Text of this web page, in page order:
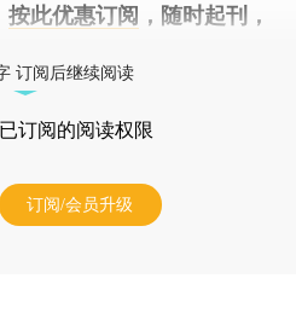
按此优惠订阅 ，随时起刊，
订阅后继续阅读
订阅的阅读权限
订阅/会员升级